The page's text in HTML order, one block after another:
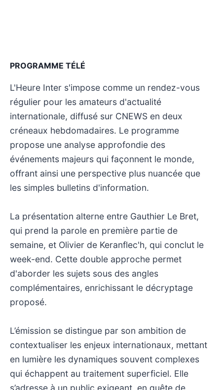
PROGRAMME TÉLÉ
L'Heure Inter s'impose comme un rendez-vous
régulier pour les amateurs d'actualité
internationale, diffusé sur CNEWS en deux
créneaux hebdomadaires. Le programme
propose une analyse approfondie des
événements majeurs qui façonnent le monde,
offrant ainsi une perspective plus nuancée que
les simples bulletins d'information.
La présentation alterne entre Gauthier Le Bret,
qui prend la parole en première partie de
semaine, et Olivier de Keranflec'h, qui conclut le
week-end. Cette double approche permet
d'aborder les sujets sous des angles
complémentaires, enrichissant le décryptage
proposé.
L’émission se distingue par son ambition de
contextualiser les enjeux internationaux, mettant
en lumière les dynamiques souvent complexes
qui échappent au traitement superficiel. Elle
s’adresse à un public exigeant, en quête de